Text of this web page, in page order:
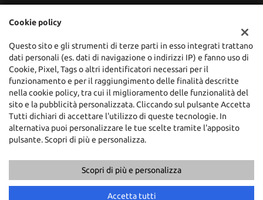
Troncia Francesco Automobili
C.F/P.IVA:00684160955
Registro delle imprese:CA
Copyright © 2026 GestionaleAuto.com S.r.l., Tutti i diritti riservati -
Leggi l'informativa sulla privacy-Cookie Policy
Cookie policy
Questo sito e gli strumenti di terze parti in esso integrati trattano
dati personali (es. dati di navigazione o indirizzi IP) e fanno uso di
Cookie, Pixel, Tags o altri identificatori necessari per il
funzionamento e per il raggiungimento delle finalità descritte
nella cookie policy, tra cui il miglioramento delle funzionalità del
sito e la pubblicità personalizzata. Cliccando sul pulsante Accetta
Tutti dichiari di accettare l'utilizzo di queste tecnologie. In
alternativa puoi personalizzare le tue scelte tramite l'apposito
pulsante. Scopri di più e personalizza.
Scopri di più e personalizza
Accetta tutti